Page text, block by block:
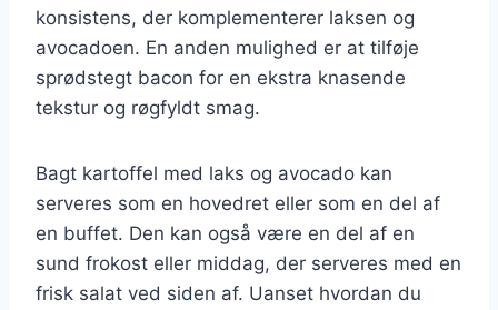
konsistens, der komplementerer laksen og
avocadoen. En anden mulighed er at tilføje
sprødstegt bacon for en ekstra knasende
tekstur og røgfyldt smag.
Bagt kartoffel med laks og avocado kan
serveres som en hovedret eller som en del af
en buffet. Den kan også være en del af en
sund frokost eller middag, der serveres med en
frisk salat ved siden af. Uanset hvordan du